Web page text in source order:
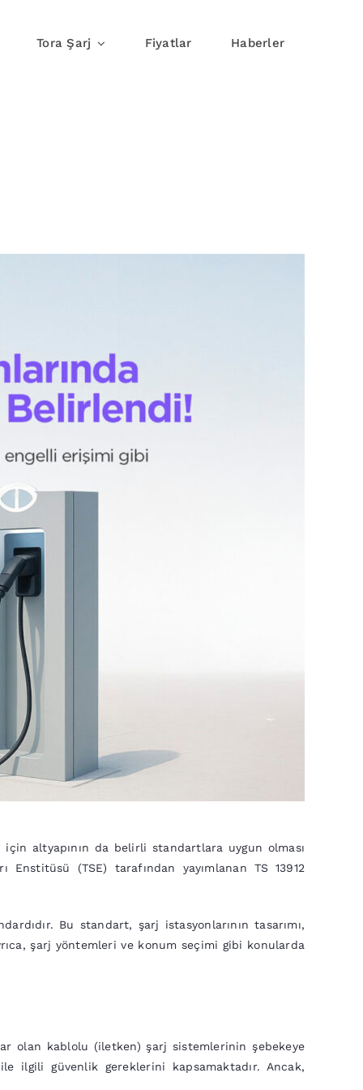
Tora Şarj Fiyatlar Haberler
altyapının da belirli standartlara uygun olması
(TSE) tarafından yayımlanan TS 13912
Bu standart, şarj istasyonlarının tasarımı,
şarj yöntemleri ve konum seçimi gibi konularda
olan kablolu (iletken) şarj sistemlerinin şebekeye
ilgili güvenlik gereklerini kapsamaktadır. Ancak,